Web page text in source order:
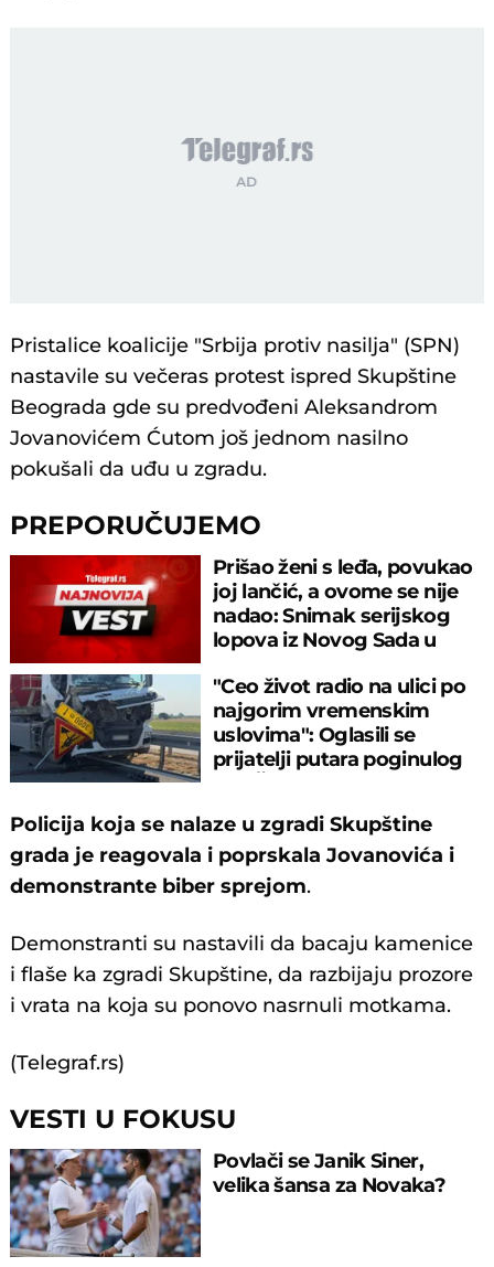
Pristalice koalicije "Srbija protiv nasilja" (SPN)
nastavile su večeras protest ispred Skupštine
Beograda gde su predvođeni Aleksandrom
Jovanovićem Ćutom još jednom nasilno
pokušali da uđu u zgradu.
PREPORUČUJEMO
Prišao ženi s leđa, povukao
joj lančić, a ovome se nije
nadao: Snimak serijskog
lopova iz Novog Sada u
"Ceo život radio na ulici po
najgorim vremenskim
uslovima": Oglasili se
prijatelji putara poginulog
Policija koja se nalaze u zgradi Skupštine
grada je reagovala i poprskala Jovanovića i
demonstrante biber sprejom.
Demonstranti su nastavili da bacaju kamenice
i flaše ka zgradi Skupštine, da razbijaju prozore
i vrata na koja su ponovo nasrnuli motkama.
(Telegraf.rs)
VESTI U FOKUSU
Povlači se Janik Siner,
velika šansa za Novaka?